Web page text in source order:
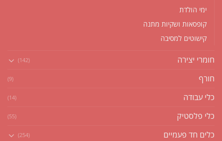
ימי הולדת
קופסאות ושקיות מתנה
קישוטים למסיבה
חומרי יצירה (142)
חורף (9)
כלי עבודה (14)
כלי פלסטיק (55)
כלים חד פעמיים (254)